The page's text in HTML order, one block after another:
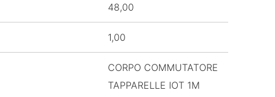
48,00
1,00
CORPO COMMUTATORE
TAPPARELLE IOT 1M